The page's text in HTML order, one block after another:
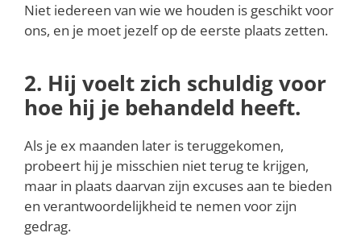
Niet iedereen van wie we houden is geschikt voor
ons, en je moet jezelf op de eerste plaats zetten.
2. Hij voelt zich schuldig voor
hoe hij je behandeld heeft.
Als je ex maanden later is teruggekomen,
probeert hij je misschien niet terug te krijgen,
maar in plaats daarvan zijn excuses aan te bieden
en verantwoordelijkheid te nemen voor zijn
gedrag.